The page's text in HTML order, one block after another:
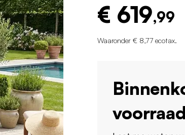
€ 619,99
Waaronder € 8,77 ecotax.
voorraad